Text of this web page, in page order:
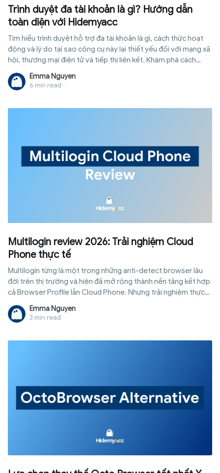
Trình duyệt đa tài khoản là gì? Hướng dẫn
toàn diện với Hidemyacc
Tìm hiểu trình duyệt hỗ trợ đa tài khoản là gì, cách thức hoạt
động và lý do tại sao công cụ này lại thiết yếu đối với mạng xã
hội, thương mại điện tử và tiếp thị liên kết. Khám phá cách
Hidemyacc hỗ trợ bạn.
Emma Nguyen
6 min read
Multilogin review 2026: Trải nghiệm Cloud
Phone thực tế
Multilogin từng là một trong những anti-detect browser lâu
đời trên thị trường và hiện đã mở rộng thành nền tảng kết hợp
cả Browser Profile lẫn Cloud Phone. Nhưng trải nghiệm thực
tế có giống như những gì được giới thiệu trên website? Bài
viết này ghi lại toàn bộ quá trình sử dụng Multilogin, từ tạo
Browser Profile, khởi chạy Cloud Phone đến kiểm tra
Emma Nguyen
3 min read